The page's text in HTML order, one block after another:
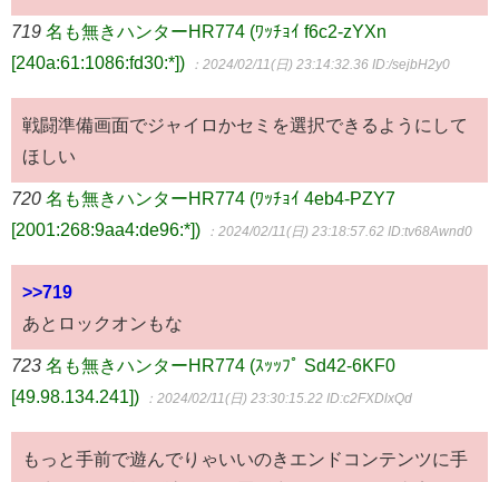
719 名も無きハンターHR774 (ﾜｯﾁｮｲ f6c2-zYXn
[240a:61:1086:fd30:*])
：2024/02/11(日) 23:14:32.36 ID:/sejbH2y0
戦闘準備画面でジャイロかセミを選択できるようにして
ほしい
720 名も無きハンターHR774 (ﾜｯﾁｮｲ 4eb4-PZY7
[2001:268:9aa4:de96:*])
：2024/02/11(日) 23:18:57.62 ID:tv68Awnd0
>>719
あとロックオンもな
723 名も無きハンターHR774 (ｽｯｯﾌﾟ Sd42-6KF0
[49.98.134.241])
：2024/02/11(日) 23:30:15.22 ID:c2FXDlxQd
もっと手前で遊んでりゃいいのきエンドコンテンツに手